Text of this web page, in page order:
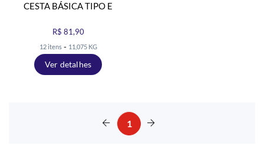
CESTA BÁSICA TIPO E
R$ 81,90
12 itens - 11,075 KG
Ver detalhes
1